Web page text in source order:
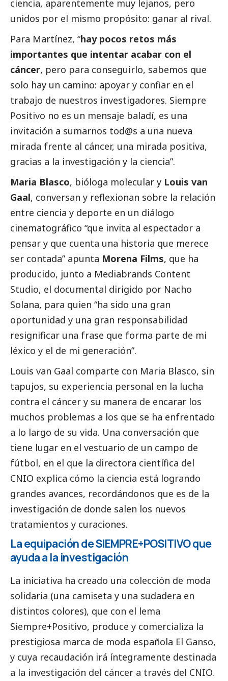
ciencia, aparentemente muy lejanos, pero
unidos por el mismo propósito: ganar al rival.
Para Martínez, “hay pocos retos más
importantes que intentar acabar con el
cáncer, pero para conseguirlo, sabemos que
solo hay un camino: apoyar y confiar en el
trabajo de nuestros investigadores. Siempre
Positivo no es un mensaje baladí, es una
invitación a sumarnos tod@s a una nueva
mirada frente al cáncer, una mirada positiva,
gracias a la investigación y la ciencia”.
Maria Blasco, bióloga molecular y Louis van
Gaal, conversan y reflexionan sobre la relación
entre ciencia y deporte en un diálogo
cinematográfico “que invita al espectador a
pensar y que cuenta una historia que merece
ser contada” apunta Morena Films, que ha
producido, junto a Mediabrands Content
Studio, el documental dirigido por Nacho
Solana, para quien “ha sido una gran
oportunidad y una gran responsabilidad
resignificar una frase que forma parte de mi
léxico y el de mi generación”.
Louis van Gaal comparte con Maria Blasco, sin
tapujos, su experiencia personal en la lucha
contra el cáncer y su manera de encarar los
muchos problemas a los que se ha enfrentado
a lo largo de su vida. Una conversación que
tiene lugar en el vestuario de un campo de
fútbol, en el que la directora científica del
CNIO explica cómo la ciencia está logrando
grandes avances, recordándonos que es de la
investigación de donde salen los nuevos
tratamientos y curaciones.
La equipación de SIEMPRE+POSITIVO que
ayuda a la investigación
La iniciativa ha creado una colección de moda
solidaria (una camiseta y una sudadera en
distintos colores), que con el lema
Siempre+Positivo, produce y comercializa la
prestigiosa marca de moda española El Ganso,
y cuya recaudación irá íntegramente destinada
a la investigación del cáncer a través del CNIO.